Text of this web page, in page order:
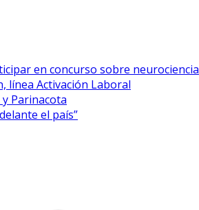
en concurso sobre neurociencia
línea Activación Laboral
Parinacota
el país”